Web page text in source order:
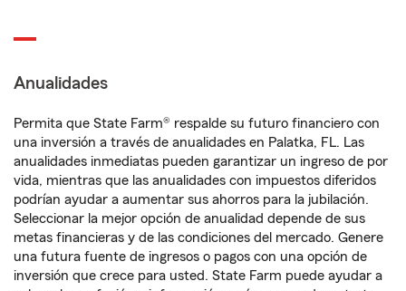
Anualidades
Permita que State Farm® respalde su futuro financiero con
una inversión a través de anualidades en Palatka, FL. Las
anualidades inmediatas pueden garantizar un ingreso de por
vida, mientras que las anualidades con impuestos diferidos
podrían ayudar a aumentar sus ahorros para la jubilación.
Seleccionar la mejor opción de anualidad depende de sus
metas financieras y de las condiciones del mercado. Genere
una futura fuente de ingresos o pagos con una opción de
inversión que crece para usted. State Farm puede ayudar a